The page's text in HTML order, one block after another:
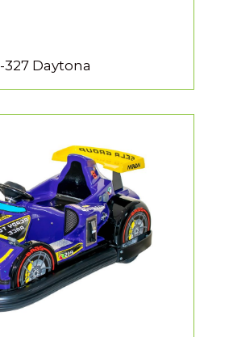
327 Daytona
INFORMATIE